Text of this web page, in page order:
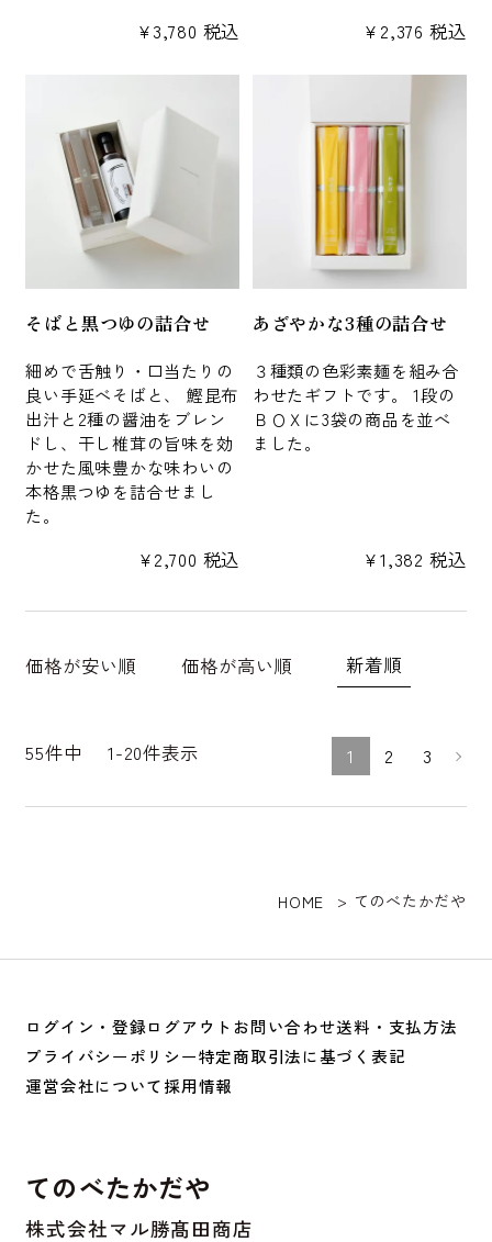
¥3,780 税込 ¥ 2,376 税込
そばと黒つゆの詰合せ
細めで舌触り・口当たりの
良い手延べそばと、 鰹昆布
出汁と2種の醤油をブレン
ドし、干し椎茸の旨味を効
かせた風味豊かな味わいの
本格黒つゆを詰合せまし
た。
¥2,700 税込
あざやかな3種の詰合せ
３種類の色彩素麺を組み合
わせたギフトです。 1段の
ＢＯＸに3袋の商品を並べ
ました。
¥1,382 税込
価格が安い順 価格が高い順 新着順
55件中 1-20件表示 1 2 3
HOME てのべたかだや
てのべたかだや
株式会社マル勝髙田商店
ログイン・登録ログアウト お問い合わせ送料・支払方法
プライバシーポリシー特定商取引法に基づく表記
運営会社について採用情報